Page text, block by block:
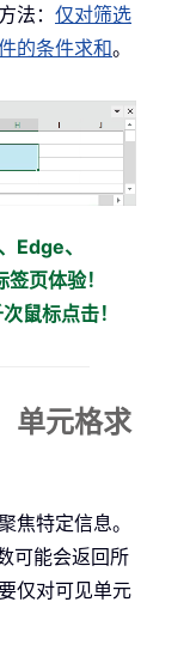
法： 仅对筛选
的条件求和。
Edge、
页体验！
鼠标点击！
单元格求
焦特定信息。
可能会返回所
仅对可见单元